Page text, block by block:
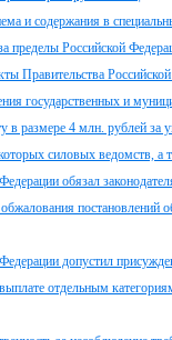
и содержания в
пределы Российской
Правительства
государственных и
размере 4 млн. рублей за
силовых ведомств,
обязал
допустил
отдельным